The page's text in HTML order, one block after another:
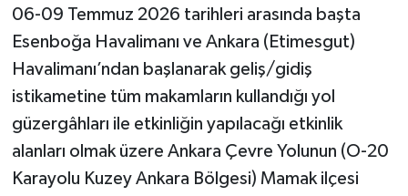
06-09 Temmuz 2026 tarihleri arasında başta
Esenboğa Havalimanı ve Ankara (Etimesgut)
Havalimanı’ndan başlanarak geliş/gidiş
istikametine tüm makamların kullandığı yol
güzergâhları ile etkinliğin yapılacağı etkinlik
alanları olmak üzere Ankara Çevre Yolunun (O-20
Karayolu Kuzey Ankara Bölgesi) Mamak ilçesi